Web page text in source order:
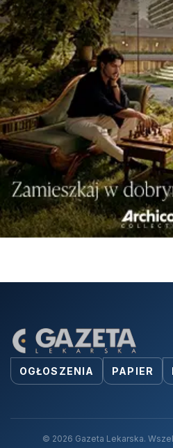
OGŁOSZENIA PAPIER
© 2026 Gazeta Lekarska.